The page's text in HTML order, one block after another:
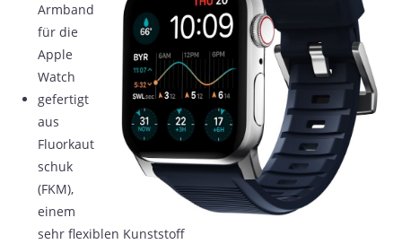
Armband
für die
Apple
Watch
gefertigt
aus
Fluorkaut
schuk
(FKM),
einem
sehr flexiblen Kunststoff